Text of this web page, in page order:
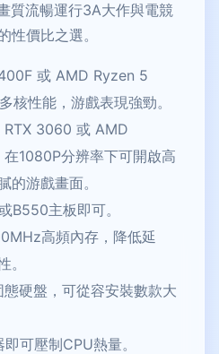
質流暢運行3A大作與電競
性價比之選。
或 AMD Ryzen 5
核性能，游戲表現強勁。
RTX 3060 或 AMD
1080P分辨率下可開啟高
的游戲畫面。
B550主板即可。
高頻內存，降低延
。
硬盤，可從容安裝數款大
可壓制CPU熱量。